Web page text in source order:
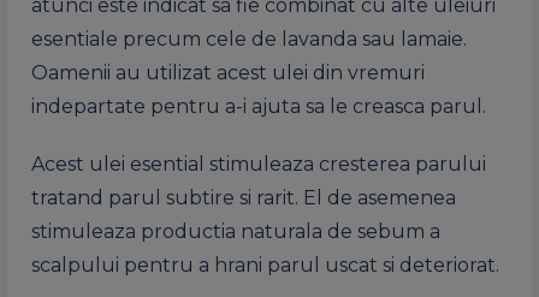
atunci este indicat sa fie combinat cu alte uleiuri
esentiale precum cele de lavanda sau lamaie.
Oamenii au utilizat acest ulei din vremuri
indepartate pentru a-i ajuta sa le creasca parul.
Acest ulei esential stimuleaza cresterea parului
tratand parul subtire si rarit. El de asemenea
stimuleaza productia naturala de sebum a
scalpului pentru a hrani parul uscat si deteriorat.